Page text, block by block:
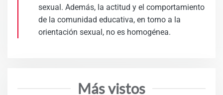
sexual. Además, la actitud y el comportamiento
de la comunidad educativa, en torno a la
orientación sexual, no es homogénea.
Más vistos